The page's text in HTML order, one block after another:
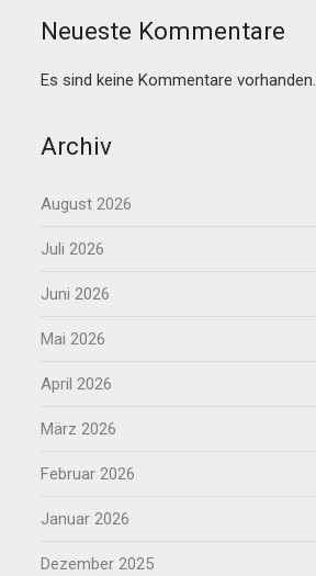
Neueste Kommentare
Es sind keine Kommentare vorhanden.
Archiv
August 2026
Juli 2026
Juni 2026
Mai 2026
April 2026
März 2026
Februar 2026
Januar 2026
Dezember 2025